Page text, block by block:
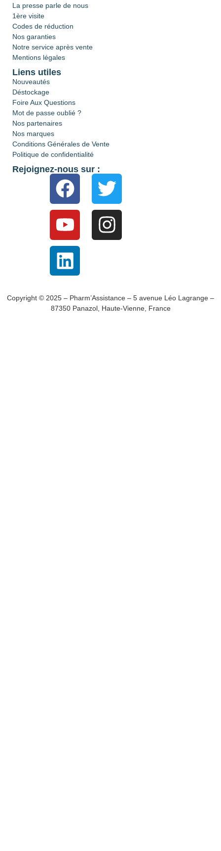
La presse parle de nous
1ère visite
Codes de réduction
Nos garanties
Notre service après vente
Mentions légales
Liens utiles
Nouveautés
Déstockage
Foire Aux Questions
Mot de passe oublié ?
Nos partenaires
Nos marques
Conditions Générales de Vente
Politique de confidentialité
Rejoignez-nous sur :
Copyright © 2025 – Pharm’Assistance – 5 avenue Léo Lagrange –
87350 Panazol, Haute-Vienne, France